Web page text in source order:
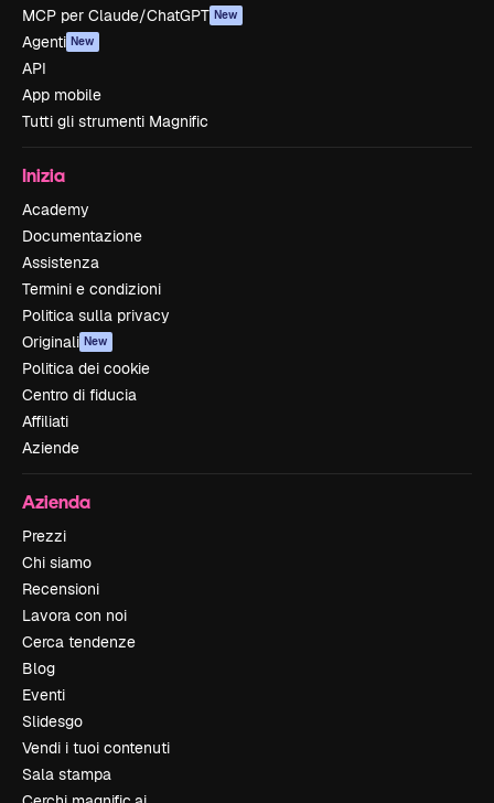
MCP per Claude/ChatGPT New
Agenti New
API
App mobile
Tutti gli strumenti Magnific
Inizia
Academy
Documentazione
Assistenza
Termini e condizioni
Politica sulla privacy
Originali New
Politica dei cookie
Centro di fiducia
Affiliati
Aziende
Azienda
Prezzi
Chi siamo
Recensioni
Lavora con noi
Cerca tendenze
Blog
Eventi
Slidesgo
Vendi i tuoi contenuti
Sala stampa